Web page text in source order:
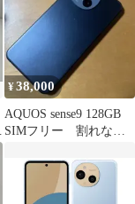
¥38,000
AQUOS sense9 128GB
SIMフリー 割れな